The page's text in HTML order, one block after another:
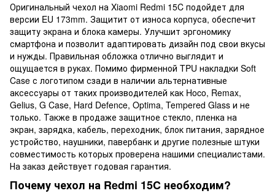
Оригинальный чехол на Xiaomi Redmi 15C подойдет для
версии EU 173mm. Защитит от износа корпуса, обеспечит
защиту экрана и блока камеры. Улучшит эргономику
смартфона и позволит адаптировать дизайн под свои вкусы
и нужды. Правильная обложка отлично выглядит и
ощущается в руках. Помимо фирменной TPU накладки Soft
Case с логотипом сзади в наличии альтернативные
аксессуары от таких производителей как Hoco, Remax,
Gelius, G Case, Hard Defence, Optima, Tempered Glass и не
только. Также в продаже защитное стекло, пленка на
экран, зарядка, кабель, переходник, блок питания, зарядное
устройство, наушники, павербанк и другие полезные штуки
совместимость которых проверена нашими специалистами.
На заказ действует годовая гарантия.
Почему чехол на Redmi 15C необходим?